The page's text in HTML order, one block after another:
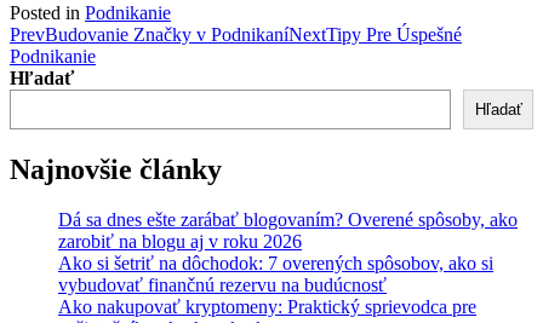
Posted in Podnikanie
Post
navigation
PrevBudovanie Značky v PodnikaníNextTipy Pre Úspešné
Podnikanie
Hľadať
Hľadať
Najnovšie články
Dá sa dnes ešte zarábať blogovaním? Overené spôsoby, ako
zarobiť na blogu aj v roku 2026
Ako si šetriť na dôchodok: 7 overených spôsobov, ako si
vybudovať finančnú rezervu na budúcnosť
Ako nakupovať kryptomeny: Praktický sprievodca pre